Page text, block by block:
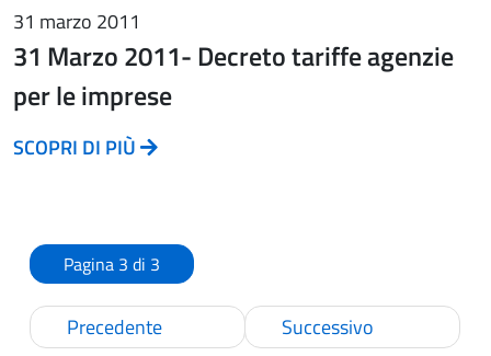
31 marzo 2011
31 Marzo 2011- Decreto tariffe agenzie
per le imprese
SCOPRI DI PIÙ
Pagina 3 di 3
Precedente Successivo